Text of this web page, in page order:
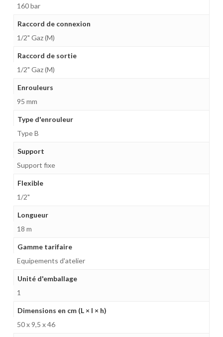
160 bar
Raccord de connexion
1/2" Gaz (M)
Raccord de sortie
1/2" Gaz (M)
Enrouleurs
95 mm
Type d'enrouleur
Type B
Support
Support fixe
Flexible
1/2"
Longueur
18 m
Gamme tarifaire
Equipements d'atelier
Unité d'emballage
1
Dimensions en cm (L × l × h)
50 x 9,5 x 46